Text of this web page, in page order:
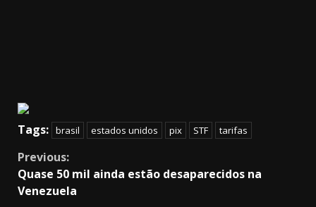
Tags: brasil estados unidos pix STF tarifas
Continue
Reading
Previous:
Quase 50 mil ainda estão desaparecidos na
Venezuela